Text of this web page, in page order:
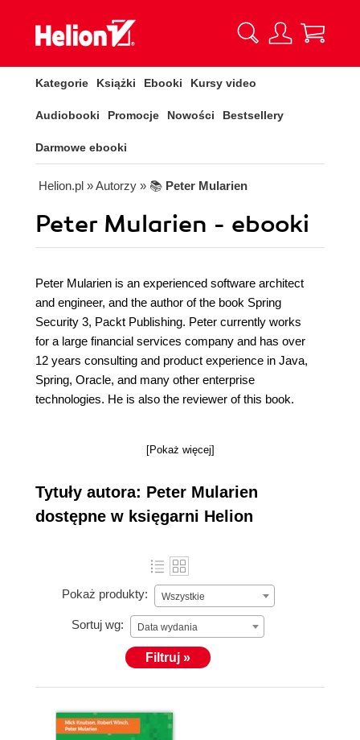
Kategorie Książki Ebooki Kursy video
Audiobooki Promocje Nowości Bestsellery
Darmowe ebooki
Helion.pl » Autorzy » 📚 Peter Mularien
Peter Mularien - ebooki
Peter Mularien is an experienced software architect
and engineer, and the author of the book Spring
Security 3, Packt Publishing. Peter currently works
for a large financial services company and has over
12 years consulting and product experience in Java,
Spring, Oracle, and many other enterprise
technologies. He is also the reviewer of this book.
[Pokaż więcej]
Tytuły autora: Peter Mularien
dostępne w księgarni Helion
Pokaż produkty: Wszystkie
Sortuj wg: Data wydania
Filtruj »